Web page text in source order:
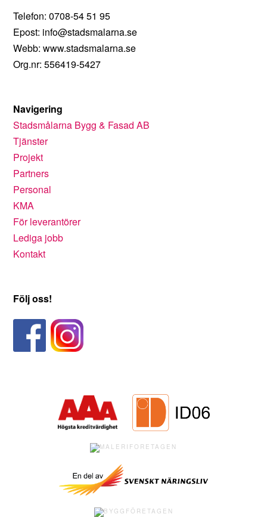
Telefon: 0708-54 51 95
Epost: info@stadsmalarna.se
Webb: www.stadsmalarna.se
Org.nr: 556419-5427
Navigering
Stadsmålarna Bygg & Fasad AB
Tjänster
Projekt
Partners
Personal
KMA
För leverantörer
Lediga jobb
Kontakt
Följ oss!